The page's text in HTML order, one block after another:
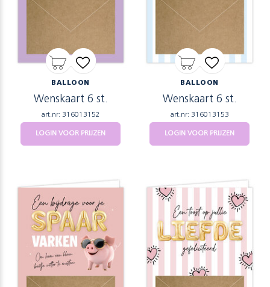
BALLOON
Wenskaart 6 st.
art.nr: 316013152
LOGIN VOOR PRIJZEN
BALLOON
Wenskaart 6 st.
art.nr: 316013153
LOGIN VOOR PRIJZEN